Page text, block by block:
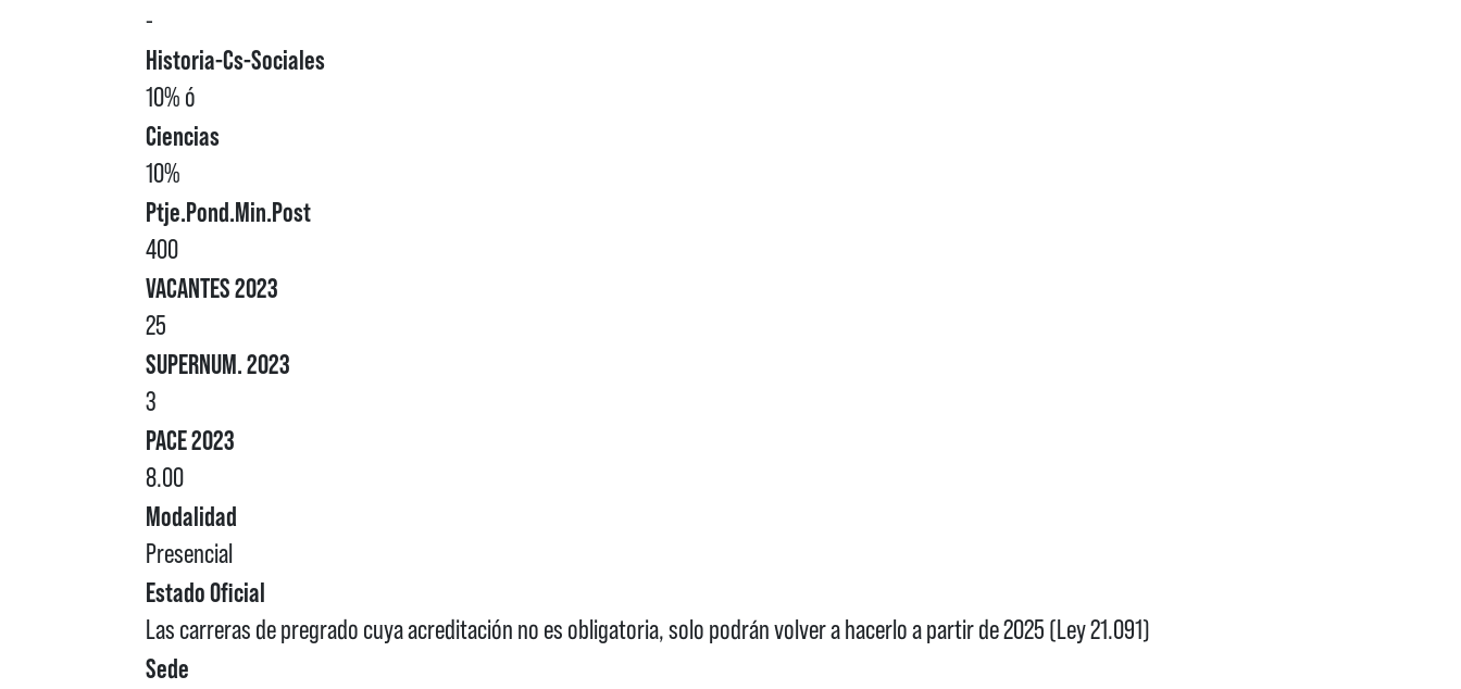
-
Historia-Cs-Sociales
10% ó
Ciencias
10%
Ptje.Pond.Min.Post
400
VACANTES 2023
25
SUPERNUM. 2023
3
PACE 2023
8.00
Modalidad
Presencial
Estado Oficial
Las carreras de pregrado cuya acreditación no es obligatoria, solo podrán volver a hacerlo a partir de 2025 (Ley 21.091)
Sede